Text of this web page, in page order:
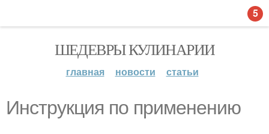
ШЕДЕВРЫ КУЛИНАРИИ
главная новости статьи
Инструкция по применению
5